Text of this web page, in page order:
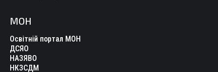
МОН
Освітній портал МОН
ДСЯО
НАЗЯВО
НКЗСДМ